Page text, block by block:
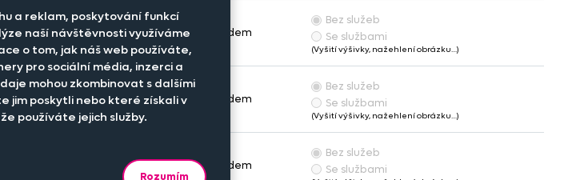
39 Kč Skladem
Bez služeb
Se službami
(Vyšití výšivky, nažehlení obrázku…)
59 Kč Skladem
Bez služeb
Se službami
(Vyšití výšivky, nažehlení obrázku…)
110 Kč Skladem
Bez služeb
Se službami
a reklam, poskytování funkcí
naší návštěvnosti využíváme
o tom, jak náš web používáte,
pro sociální média, inzerci a
mohou zkombinovat s dalšími
jim poskytli nebo které získali v
používáte jejich služby.
Rozumím